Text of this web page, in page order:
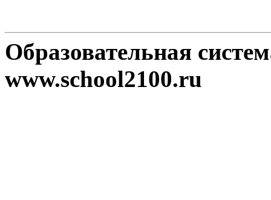
Образовательная
www.school2100.ru